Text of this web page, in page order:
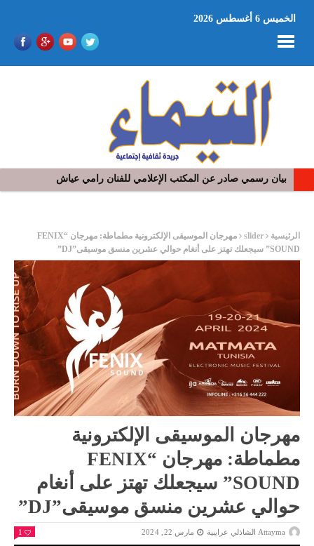
الخميس 6 أغسطس 2026
بيان رسمي صادر عن المكتب الإعلامي للفنان رامي عياش
في افتتاح مهرجان بومخلوف الدولي: رؤوف ماهر يتالق و يشد الجمهور
الرئيسية slider
مهرجان الموسيقى الإلكترونية مطماطة: مهرجان “FENIX
SOUND” سيجعلك تهتز على أنغام حوالي عشرين منسق موسيقى”DJ”
مهرجان الموسيقى الإلكترونية
مطماطة: مهرجان “FENIX
SOUND” سيجعلك تهتز على أنغام
حوالي عشرين منسق موسيقى”DJ”
Attayma الشاذلي عرايبية مارس 22, 2024 1